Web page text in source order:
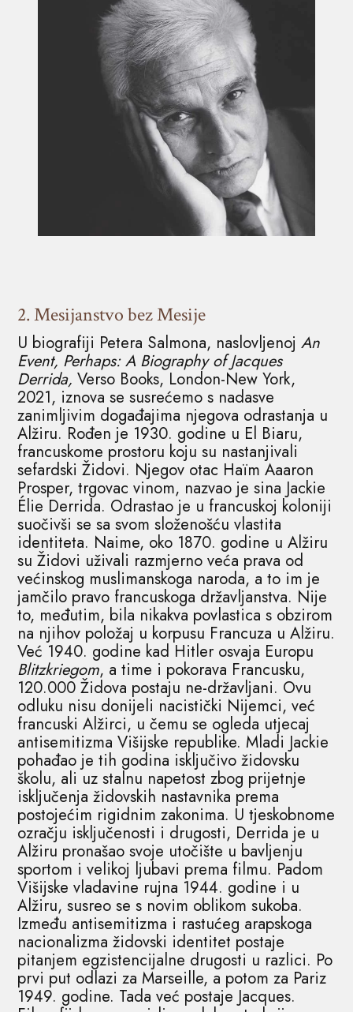
2. Mesijanstvo bez Mesije
U biografiji Petera Salmona, naslovljenojAn
Event, Perhaps: A Biography of Jacques
Derrida,Verso Books, London-New York,
2021, iznova se susrećemo s nadasve
zanimljivim događajima njegova odrastanja u
Alžiru. Rođen je 1930. godine u El Biaru,
francuskome prostoru koju su nastanjivali
sefardski Židovi. Njegov otac Haïm Aaaron
Prosper, trgovac vinom, nazvao je sina Jackie
Élie Derrida. Odrastao je u francuskoj koloniji
suočivši se sa svom složenošću vlastita
identiteta. Naime, oko 1870. godine u Alžiru
su Židovi uživali razmjerno veća prava od
većinskog muslimanskoga naroda, a to im je
jamčilo pravo francuskoga državljanstva. Nije
to, međutim, bila nikakva povlastica s obzirom
na njihov položaj u korpusu Francuza u Alžiru.
Već 1940. godine kad Hitler osvaja Europu
Blitzkriegom, a time i pokorava Francusku,
120.000 Židova postaju ne-državljani. Ovu
odluku nisu donijeli nacistički Nijemci, već
francuski Alžirci, u čemu se ogleda utjecaj
antisemitizma Višijske republike. Mladi Jackie
pohađao je tih godina isključivo židovsku
školu, ali uz stalnu napetost zbog prijetnje
isključenja židovskih nastavnika prema
postojećim rigidnim zakonima. U tjeskobnome
ozračju isključenosti i drugosti, Derrida je u
Alžiru pronašao svoje utočište u bavljenju
sportom i velikoj ljubavi prema filmu. Padom
Višijske vladavine rujna 1944. godine i u
Alžiru, susreo se s novim oblikom sukoba.
Između antisemitizma i rastućeg arapskoga
nacionalizma židovski identitet postaje
pitanjem egzistencijalne drugosti u razlici. Po
prvi put odlazi za Marseille, a potom za Pariz
1949. godine. Tada već postaje Jacques.